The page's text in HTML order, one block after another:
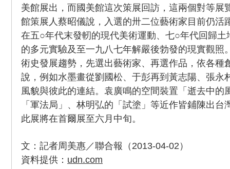
美館展出，而國美館這次策展回訪，這兩個對等展
館策展人蔡昭儀說，入選的卅二位藝術家目前仍活
在五○年代末發軔的現代美術運動、七○年代回歸
的多元實驗及至一九八七年解嚴後勃發的現實觀照
術史發展趨勢，先選出藝術家、再選作品，依各種
說，例如水墨畫從劉國松、于彭再到黃志陽、張永
風貌與彼此的連結。袁廣鳴的空間裝置「逝去中的
「軍法局」、林明弘的「試塗」等近作皆鋪陳出
此展將在首爾展至六月中旬。
文：記者周美惠／聯合報（2013-04-02）
資料提供： udn.com